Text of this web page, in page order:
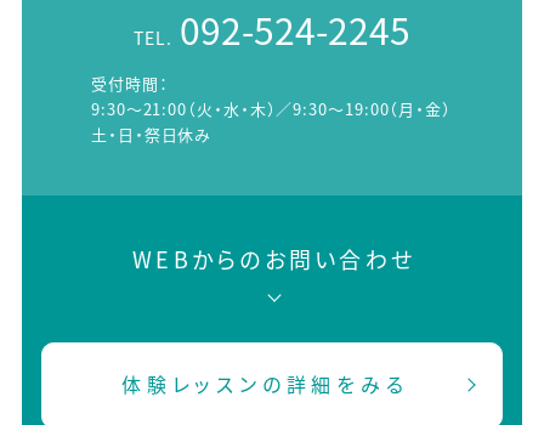
TEL. 092-524-2245
受付時間：
9:30～21:00（火・水・木）／9:30～19:00（月・金）
土・日・祭日休み
WEBからのお問い合わせ
体験レッスンの詳細をみる